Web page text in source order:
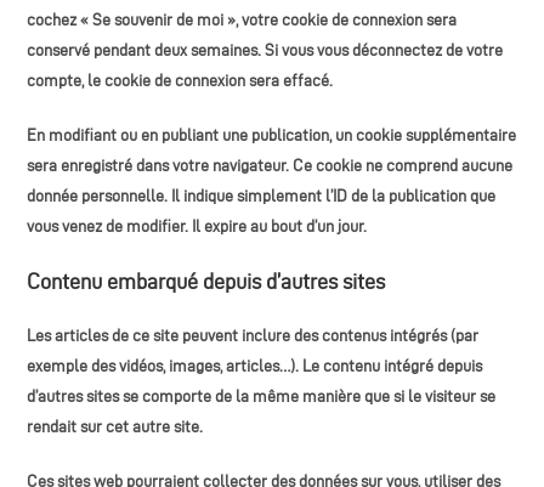
cochez « Se souvenir de moi », votre cookie de connexion sera
conservé pendant deux semaines. Si vous vous déconnectez de votre
compte, le cookie de connexion sera effacé.
En modifiant ou en publiant une publication, un cookie supplémentaire
sera enregistré dans votre navigateur. Ce cookie ne comprend aucune
donnée personnelle. Il indique simplement l’ID de la publication que
vous venez de modifier. Il expire au bout d’un jour.
Contenu embarqué depuis d’autres sites
Les articles de ce site peuvent inclure des contenus intégrés (par
exemple des vidéos, images, articles…). Le contenu intégré depuis
d’autres sites se comporte de la même manière que si le visiteur se
rendait sur cet autre site.
Ces sites web pourraient collecter des données sur vous, utiliser des